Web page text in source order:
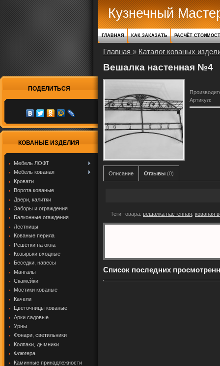
ПОДЕЛИТЬСЯ
КОВАНЫЕ ИЗДЕЛИЯ
Мебель ЛОФТ
Мебель кованая
Кровати
Ворота кованые
Двери, калитки
Заборы и ограждения
Балконные огаждения
Лестницы
Кованые перила
Решётки на окна
Козырьки входные
Беседки, навесы
Мангалы
Скамейки
Мостики кованые
Качели
Цветочницы кованые
Арки садовые
Урны
Фонари, светильники
Колпаки, дымники
Флюгера
Каминные принадлежности
Кузнечный
ГЛАВНАЯ КАК ЗАКАЗАТЬ РАСЧЁТ
Главная » Каталог кованых
Вешалка настенная №4
Артикул:
Описание Отзывы (0)
Теги товара: вешалка настенная кованая
Список последних